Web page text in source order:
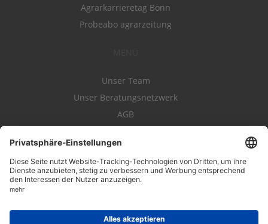
Agrarkarrieretag Bonn
Probeabo agrarzeitung
Unser Team
Unser Beratungsnetzwerk
AGB
Datenschutz
Impressum
Kontakt